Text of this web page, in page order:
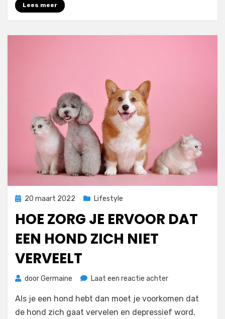
Lees meer
Geplaatst
20 maart 2022 Lifestyle
HOE ZORG JE ERVOOR DAT
EEN HOND ZICH NIET
VERVEELT
doorGermaine Laat een reactie achterop
zorg
je
Als je een hond hebt dan moet je voorkomen dat
de hond zich gaat vervelen en depressief word.